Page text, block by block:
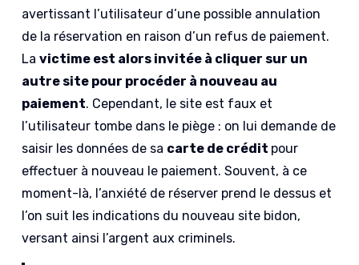
avertissant l’utilisateur d’une possible annulation
de la réservation en raison d’un refus de paiement.
Lavictime est alors invitée à cliquer sur un
autre site pour procéder à nouveau au
paiement. Cependant, le site est faux et
l’utilisateur tombe dans le piège : on lui demande de
saisir les données de sa carte de crédit pour
effectuer à nouveau le paiement. Souvent, à ce
moment-là, l’anxiété de réserver prend le dessus et
l’on suit les indications du nouveau site bidon,
versant ainsi l’argent aux criminels.